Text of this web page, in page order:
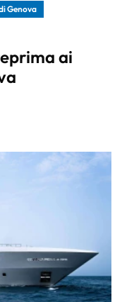
Genova
ai